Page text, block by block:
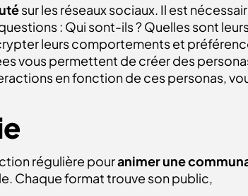
sur les réseaux sociaux. Il est
: Qui sont-ils ? Quelles sont
leurs comportements et
vous permettent de créer des
en fonction de ces personas,
régulière pouranimer une
Chaque format trouve son public,